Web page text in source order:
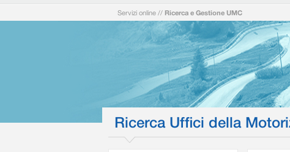
Servizi online // Ricerca e Gestione UMC
Ricerca Uffici della